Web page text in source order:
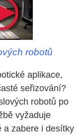
robotů
aplikace,
seřizování?
robotů po
vyžaduje
a zabere i desítky